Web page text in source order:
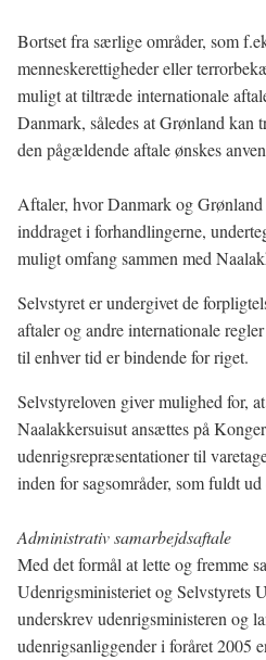
Bortset fra særlige områder, som
menneskerettigheder eller
muligt at tiltræde internationale
Danmark, således at Grønland
den pågældende aftale ønskes
Aftaler, hvor Danmark og
inddraget i forhandlingerne,
muligt omfang sammen med
Selvstyret er undergivet de
aftaler og andre internationale
til enhver tid er bindende for riget.
Selvstyreloven giver mulighed for,
Naalakkersuisut ansættes på
udenrigsrepræsentationer til
inden for sagsområder, som fuldt
Administrativ samarbejdsaftale
Med det formål at lette og fremme
Udenrigsministeriet og Selvstyrets
underskrev udenrigsministeren og
udenrigsanliggender i foråret 2005